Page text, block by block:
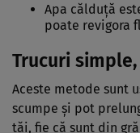
Apa călduță
poate revigora
Trucuri
Aceste metode sunt
scumpe și pot
tăi, fie că sunt din